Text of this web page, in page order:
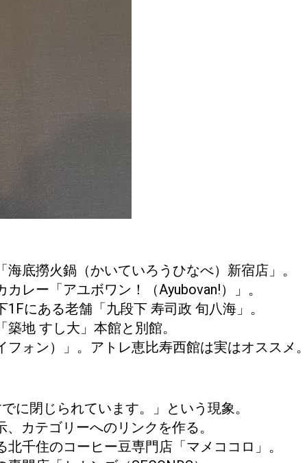
底撈火鍋（かいていろうひなべ）新宿店」。
レー「アユボワン！（Ayubovan!）」。
にある老舗「九段下 寿司政 旬八海」。
地 すし大」本館と別館。
ォン）」。アトレ恵比寿西館は実はオススメ
に閉じられています。」という現象。
カテゴリーへのリンクを作る。
千住のコーヒー豆専門店「マメココロ」。